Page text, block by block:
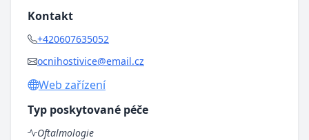
Kontakt
+420607635052
ocnihostivice@email.cz
Web zařízení
Typ poskytované péče
Oftalmologie